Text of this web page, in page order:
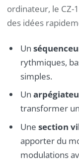
ordinateur, le CZ-
des idées
Un
rythmiques,
simples.
Un
transformer
Une section
apporter du
modulations